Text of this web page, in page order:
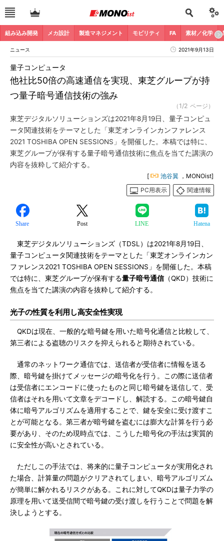
組み込み開発 メカ設計 製造マネジメント モビリティ FA 素材／化学
ニュース 2021年9月13日
他社比50倍の高速通信を実現、東芝グループが持
つ量子暗号通信技術の強み
量子コンピュータ
（1/2 ページ）
東芝デジタルソリューションズは2021年8月19日、量子コンピュ
ータ関連技術をテーマとした「東芝オンラインカンファレンス
2021 TOSHIBA OPEN SESSIONS」を開催した。本稿では特に、
東芝グループが保有する量子暗号通信技術に焦点を当てた講演の
内容を抜粋して紹介する。
[ 池谷翼 ，MONOist]
PC用表示
関連情報
Share Post LINE Hatena
東芝デジタルソリューションズ（TDSL）は2021年8月19日、
量子コンピュータ関連技術をテーマとした「東芝オンラインカン
ファレンス2021 TOSHIBA OPEN SESSIONS」を開催した。本稿
では特に、東芝グループが保有する量子暗号通信（QKD）技術に
焦点を当てた講演の内容を抜粋して紹介する。
光子の性質を利用し高安全性実現
QKDは現在、一般的な暗号鍵を用いた暗号化通信と比較して、
第三者による盗聴のリスクを抑えられると期待されている。
通常のネットワーク通信では、送信者が受信者に情報を送る
際、暗号鍵を掛けてメッセージの暗号化を行う。この際に送信者
は受信者にエンコードに使ったものと同じ暗号鍵を送信して、受
信者はそれを用いて文章をデコードし、解読する。この暗号鍵自
体に暗号アルゴリズムを適用することで、鍵を安全に受け渡すこ
とが可能となる。第三者が暗号鍵を盗むには膨大な計算を行う必
要があり、そのため現時点では、こうした暗号化の手法は実質的
に安全性が高いとされている。
ただしこの手法では、将来的に量子コンピュータが実用化され
た場合、計算量の問題がクリアされてしまい、暗号アルゴリズム
が簡単に解かれるリスクがある。これに対してQKDは量子力学の
原理を用いて送受信間で暗号鍵の受け渡しを行うことで問題を解
決しようとする。